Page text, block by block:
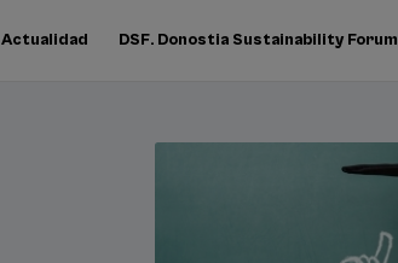
Actualidad DSF. Donostia Sustainability Forum